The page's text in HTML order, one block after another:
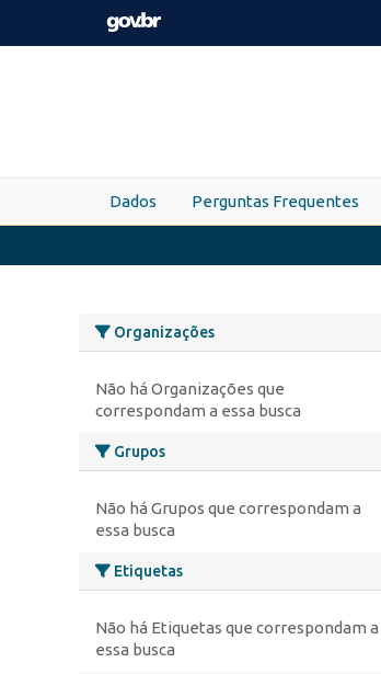
Skip to main content
Dados Perguntas Frequentes
Organizações
Não há Organizações que
correspondam a essa busca
Grupos
Não há Grupos que correspondam a
essa busca
Etiquetas
Não há Etiquetas que correspondam a
essa busca